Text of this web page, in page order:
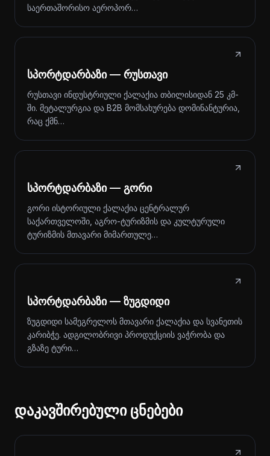
საერთაშორისო აეროპორ…
სპორტდარბაზი — რუსთავი
რუსთავი ინდუსტრიული ქალაქია თბილისიდან 25 კმ-
ში. მეტალურგია და B2B მომსახურება დომინანტურია,
რაც ქმნ…
სპორტდარბაზი — გორი
გორი ისტორიული ქალაქია ცენტრალურ
საქართველოში, აგრო-ტურიზმის და კულტურული
ტურიზმის მთავარი მიმართულე…
სპორტდარბაზი — ზუგდიდი
ზუგდიდი სამეგრელოს მთავარი ქალაქია და სვანეთის
კარიბჭე. ადგილობრივი პროდუქციის ვაჭრობა და
გზაზე ტური…
დაკავშირებული ცნებები